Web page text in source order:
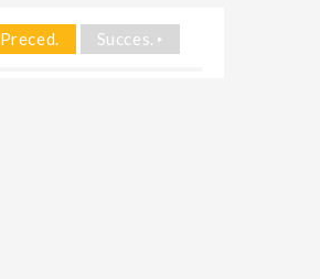
Preced. Succes.